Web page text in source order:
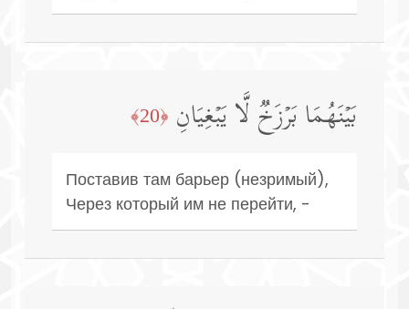
بَیۡنَهُمَا بَرۡزَخࣱ لَّا یَبۡغِیَانِ ﴿20﴾
Поставив там барьер (незримый),
Через который им не перейти, -